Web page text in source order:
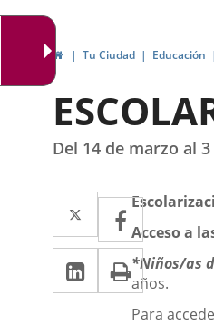
InicioTu Ciudad Educación
Del 14 de marzo al
Twitter
Enlace
a
una
aplicación
Enlace
a
una
LinkedIn
Enlace
a
Acceso a
*Niños/as
años.
Para